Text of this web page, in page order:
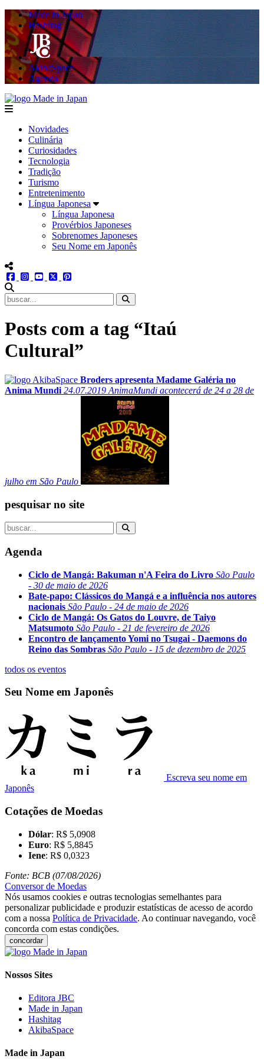
Made in Japan
Hashitag
AkibaSpace
Agenda
menu
Novidades
Culinária
Curiosidades
Tecnologia
Tradição
Turismo
Entretenimento
Língua Japonesa
Língua Japonesa
Provérbios Japoneses
Sobrenomes Japoneses
Seu Nome em Japonês
menu redes social
facebookinstagram
youtube
twitter
Posts com a tag “Itaú
Cultural”
Broders apresenta Madame Galéria no
Anima Mundi 24.07.2019 AnimaMundi acontecerá de 24 a 28 de
julho em São Paulo
pesquisar no site
Agenda
Ciclo de Mangá: Bakuman n'A Feira do Livro São Paulo
- 30 de maio de 2026
Bate-papo: Clássicos do Mangá e a influência nos autores
nacionais São Paulo - 24 de maio de 2026
Ciclo de Mangá: Os Gatos do Louvre, de Taiyo
Matsumoto São Paulo - 21 de fevereiro de 2026
Encontro de lançamento Yomi no Tsugai - Daemons do
Reino das Sombras São Paulo - 15 de dezembro de 2025
todos os eventos
Seu Nome em Japonês
Escreva seu nome em
Japonês
Cotações de Moedas
Dólar: R$ 5,0908
Euro: R$ 5,8845
Iene: R$ 0,0323
Fonte: BCB (07/08/2026)
Conversor de Moedas
Nós usamos cookies e outras tecnologias semelhantes para
personalizar publicidade e produzir estatísticas de acesso de acordo
com a nossa Política de Privacidade. Ao continuar navegando, você
concorda com estas condições.
concordar
Nossos Sites
Editora JBC
Made in Japan
Hashitag
AkibaSpace
Made in Japan